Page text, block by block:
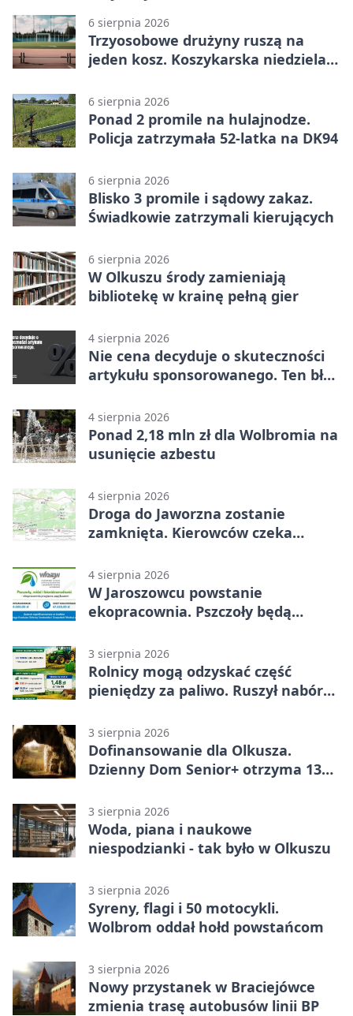
6 sierpnia 2026
Trzyosobowe drużyny ruszą na
jeden kosz. Koszykarska niedziela
6 sierpnia 2026
Ponad 2 promile na hulajnodze.
Policja zatrzymała 52-latka na DK94
6 sierpnia 2026
Blisko 3 promile i sądowy zakaz.
Świadkowie zatrzymali kierujących
6 sierpnia 2026
W Olkuszu środy zamieniają
bibliotekę w krainę pełną gier
4 sierpnia 2026
Nie cena decyduje o skuteczności
artykułu sponsorowanego. Ten błąd
4 sierpnia 2026
Ponad 2,18 mln zł dla Wolbromia na
usunięcie azbestu
4 sierpnia 2026
Droga do Jaworzna zostanie
zamknięta. Kierowców czeka
4 sierpnia 2026
W Jaroszowcu powstanie
ekopracownia. Pszczoły będą
3 sierpnia 2026
Rolnicy mogą odzyskać część
pieniędzy za paliwo. Ruszył nabór
3 sierpnia 2026
Dofinansowanie dla Olkusza.
Dzienny Dom Senior+ otrzyma 134
3 sierpnia 2026
Woda, piana i naukowe
niespodzianki - tak było w Olkuszu
3 sierpnia 2026
Syreny, flagi i 50 motocykli.
Wolbrom oddał hołd powstańcom
3 sierpnia 2026
Nowy przystanek w Braciejówce
zmienia trasę autobusów linii BP